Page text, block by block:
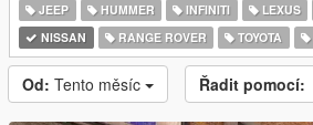
JEEP
HUMMER INFINITI LEXUS
NISSAN
RANGE ROVER TOYOTA
Od: Tento měsíc Řadit pomocí: